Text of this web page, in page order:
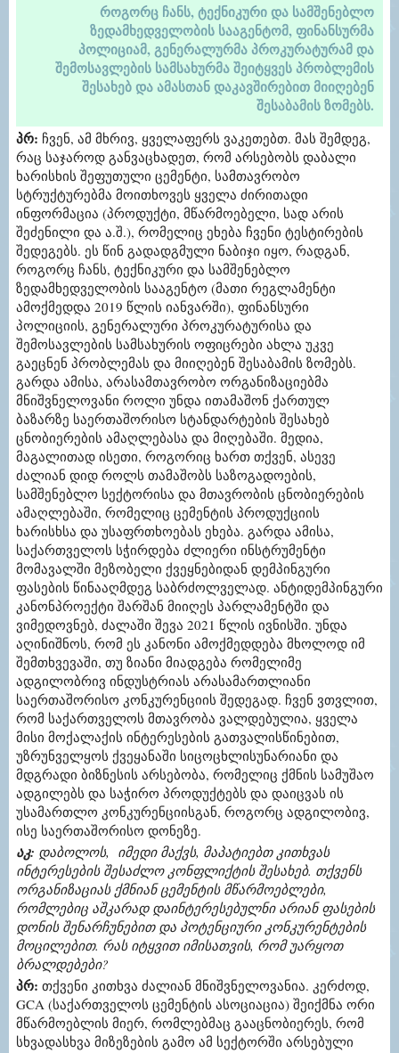
როგორც ჩანს, ტექნიკური და სამშენებლო
ზედამხედველობის სააგენტომ, ფინანსურმა
პოლიციამ, გენერალურმა პროკურატურამ და
შემოსავლების სამსახურმა შეიტყვეს პრობლემის
შესახებ და ამასთან დაკავშირებით მიიღებენ
შესაბამის ზომებს.
პრ: ჩვენ, ამ მხრივ, ყველაფერს ვაკეთებთ. მას შემდეგ,
რაც საჯაროდ განვაცხადეთ, რომ არსებობს დაბალი
ხარისხის შეფუთული ცემენტი, სამთავრობო
სტრუქტურებმა მოითხოვეს ყველა ძირითადი
ინფორმაცია (პროდუქტი, მწარმოებელი, სად არის
შეძენილი და ა.შ.), რომელიც ეხება ჩვენი ტესტირების
შედეგებს. ეს წინ გადადგმული ნაბიჯი იყო, რადგან,
როგორც ჩანს, ტექნიკური და სამშენებლო
ზედამხედველობის სააგენტო (მათი რეგლამენტი
ამოქმედდა 2019 წლის იანვარში), ფინანსური
პოლიციის, გენერალური პროკურატურისა და
შემოსავლების სამსახურის ოფიცრები ახლა უკვე
გაეცნენ პრობლემას და მიიღებენ შესაბამის ზომებს.
გარდა ამისა, არასამთავრობო ორგანიზაციებმა
მნიშვნელოვანი როლი უნდა ითამაშონ ქართულ
ბაზარზე საერთაშორისო სტანდარტების შესახებ
ცნობიერების ამაღლებასა და მიღებაში. მედია,
მაგალითად ისეთი, როგორიც ხართ თქვენ, ასევე
ძალიან დიდ როლს თამაშობს საზოგადოების,
სამშენებლო სექტორისა და მთავრობის ცნობიერების
ამაღლებაში, რომელიც ცემენტის პროდუქციის
ხარისხსა და უსაფრთხოებას ეხება. გარდა ამისა,
საქართველოს სჭირდება ძლიერი ინსტრუმენტი
მომავალში მეზობელი ქვეყნებიდან დემპინგური
ფასების წინააღმდეგ საბრძოლველად. ანტიდემპინგური
კანონპროექტი შარშან მიიღეს პარლამენტში და
ვიმედოვნებ, ძალაში შევა 2021 წლის ივნისში. უნდა
აღინიშნოს, რომ ეს კანონი ამოქმედდება მხოლოდ იმ
შემთხვევაში, თუ ზიანი მიადგება რომელიმე
ადგილობრივ ინდუსტრიას არასამართლიანი
საერთაშორისო კონკურენციის შედეგად. ჩვენ ვთვლით,
რომ საქართველოს მთავრობა ვალდებულია, ყველა
მისი მოქალაქის ინტერესების გათვალისწინებით,
უზრუნველყოს ქვეყანაში სიცოცხლისუნარიანი და
მდგრადი ბიზნესის არსებობა, რომელიც ქმნის სამუშაო
ადგილებს და საჭირო პროდუქტებს და დაიცვას ის
უსამართლო კონკურენციისგან, როგორც ადგილობივ,
ისე საერთაშორისო დონეზე.
აკ: დაბოლოს, იმედი მაქვს, მაპატიებთ კითხვას
ინტერესების შესაძლო კონფლიქტის შესახებ. თქვენს
ორგანიზაციას ქმნიან ცემენტის მწარმოებლები,
რომლებიც აშკარად დაინტერესებულნი არიან ფასების
დონის შენარჩუნებით და პოტენციური კონკურენტების
მოცილებით. რას იტყვით იმისათვის, რომ უარყოთ
ბრალდებები?
პრ: თქვენი კითხვა ძალიან მნიშვნელოვანია. კერძოდ,
GCA (საქართველოს ცემენტის ასოციაცია) შეიქმნა ორი
მწარმოებლის მიერ, რომლებმაც გააცნობიერეს, რომ
სხვადასხვა მიზეზების გამო ამ სექტორში არსებული